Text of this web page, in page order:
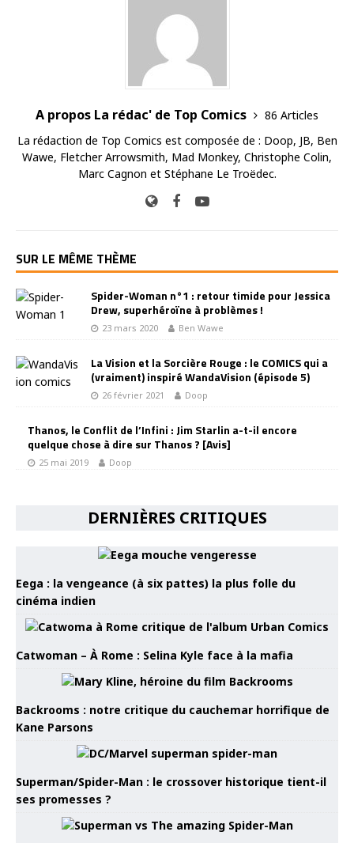
A propos La rédac' de Top Comics
86 Articles
La rédaction de Top Comics est composée de : Doop, JB, Ben
Wawe, Fletcher Arrowsmith, Mad Monkey, Christophe Colin,
Marc Cagnon et Stéphane Le Troëdec.
SUR LE MÊME THÈME
Spider-Woman n°1 : retour timide pour Jessica
Drew, superhéroïne à problèmes !
23 mars 2020 Ben Wawe
La Vision et la Sorcière Rouge : le COMICS qui a
(vraiment) inspiré WandaVision (épisode 5)
26 février 2021 Doop
Thanos, le Conflit de l’Infini : Jim Starlin a-t-il encore
quelque chose à dire sur Thanos ? [Avis]
25 mai 2019 Doop
DERNIÈRES CRITIQUES
Eega : la vengeance (à six pattes) la plus folle du
cinéma indien
Catwoman – À Rome : Selina Kyle face à la mafia
Backrooms : notre critique du cauchemar horrifique de
Kane Parsons
Superman/Spider-Man : le crossover historique tient-il
ses promesses ?